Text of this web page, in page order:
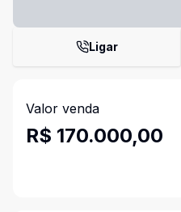
Ligar
Valor venda
R$ 170.000,00